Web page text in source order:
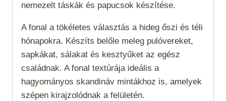
nemezelt táskák és papucsok készítése.
A fonal atökéletes választás a hideg őszi és téli
hónapokra. Készíts belőle meleg pulóvereket,
sapkákat, sálakat és kesztyűket az egész
családnak. A fonal textúrája ideális a
hagyományos skandináv mintákhoz is, amelyek
szépen kirajzolódnak a felületén.